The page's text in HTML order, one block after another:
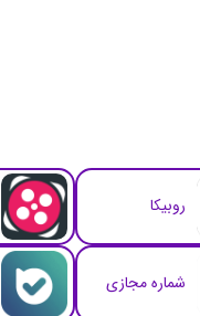
روبیکا
شماره مجازی